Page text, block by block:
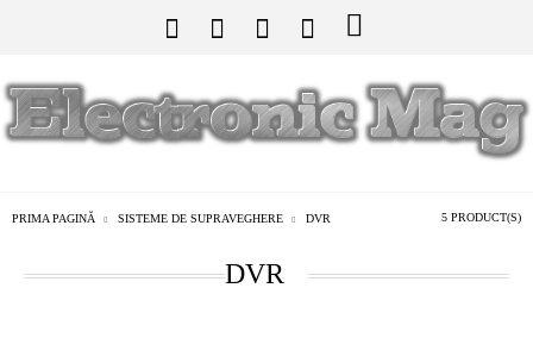
PRIMA PAGINĂ SISTEME DE SUPRAVEGHERE DVR 5 PRODUCT(S)
DVR